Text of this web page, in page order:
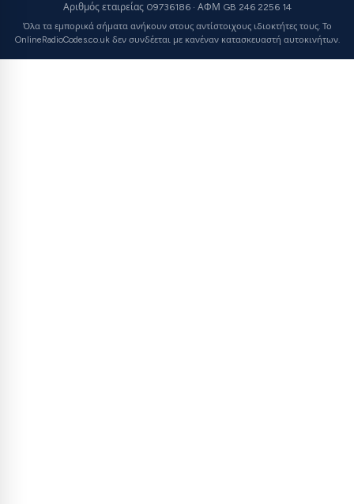
Αριθμός εταιρείας 09736186 · ΑΦΜ GB 246 2256 14
Όλα τα εμπορικά σήματα ανήκουν στους αντίστοιχους ιδιοκτήτες τους. Το
OnlineRadioCodes.co.uk δεν συνδέεται με κανέναν κατασκευαστή αυτοκινήτων.